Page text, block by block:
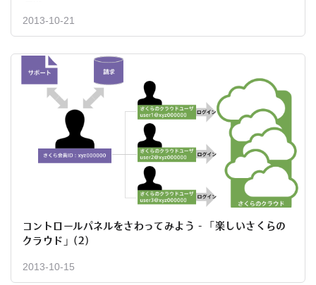
2013-10-21
コントロールパネルをさわってみよう - 「楽しいさくらの
クラウド」(2)
2013-10-15